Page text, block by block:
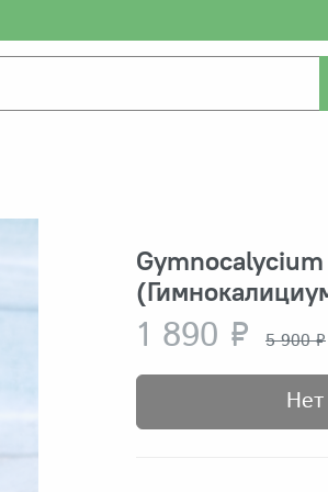
1 890 ₽ 5 900 ₽